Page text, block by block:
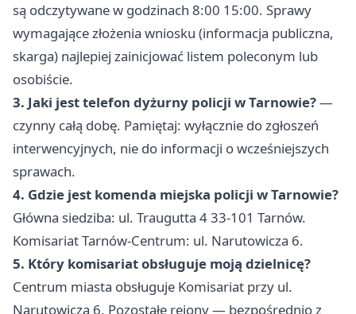
są odczytywane w godzinach 8:00 15:00. Sprawy
wymagające złożenia wniosku (informacja publiczna,
skarga) najlepiej zainicjować listem poleconym lub
osobiście.
3. Jaki jest telefon dyżurny policji w Tarnowie?—
czynny całą dobę. Pamiętaj: wyłącznie do zgłoszeń
interwencyjnych, nie do informacji o wcześniejszych
sprawach.
4. Gdzie jest komenda miejska policji w Tarnowie?
Główna siedziba: ul. Traugutta 4 33-101 Tarnów.
Komisariat Tarnów-Centrum: ul. Narutowicza 6.
5. Który komisariat obsługuje moją dzielnicę?
Centrum miasta obsługuje Komisariat przy ul.
Narutowicza 6. Pozostałe rejony — bezpośrednio z